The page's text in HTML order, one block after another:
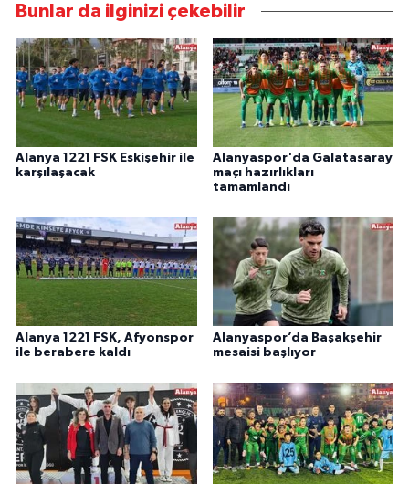
Bunlar da ilginizi çekebilir
Alanya 1221 FSK Eskişehir ile
karşılaşacak
Alanyaspor'da Galatasaray
maçı hazırlıkları
tamamlandı
Alanya 1221 FSK, Afyonspor
ile berabere kaldı
Alanyaspor’da Başakşehir
mesaisi başlıyor